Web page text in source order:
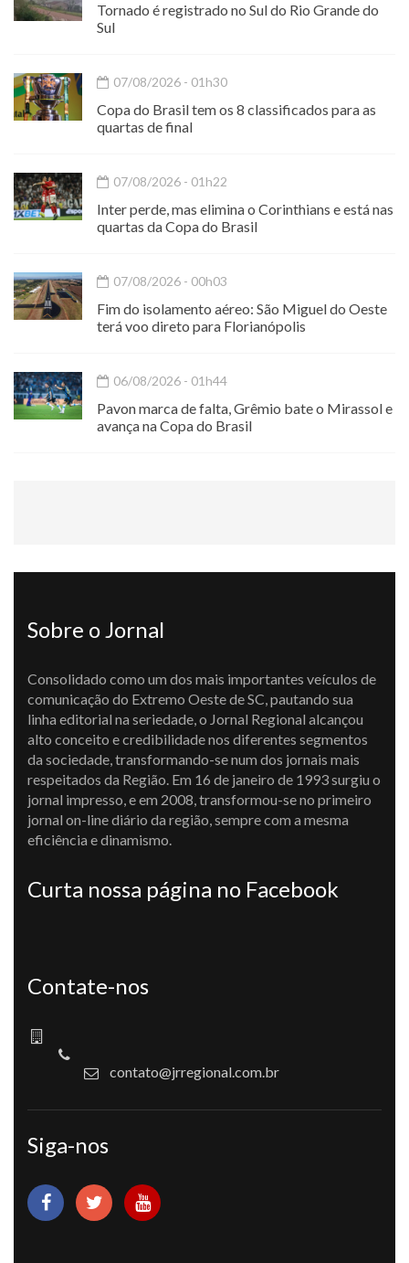
Tornado é registrado no Sul do Rio Grande do
Sul
07/08/2026 - 01h30
Copa do Brasil tem os 8 classificados para as
quartas de final
07/08/2026 - 01h22
Inter perde, mas elimina o Corinthians e está nas
quartas da Copa do Brasil
07/08/2026 - 00h03
Fim do isolamento aéreo: São Miguel do Oeste
terá voo direto para Florianópolis
06/08/2026 - 01h44
Pavon marca de falta, Grêmio bate o Mirassol e
avança na Copa do Brasil
Sobre o Jornal
Consolidado como um dos mais importantes veículos de
comunicação do Extremo Oeste de SC, pautando sua
linha editorial na seriedade, o Jornal Regional alcançou
alto conceito e credibilidade nos diferentes segmentos
da sociedade, transformando-se num dos jornais mais
respeitados da Região. Em 16 de janeiro de 1993 surgiu o
jornal impresso, e em 2008, transformou-se no primeiro
jornal on-line diário da região, sempre com a mesma
eficiência e dinamismo.
Curta nossa página no Facebook
Contate-nos
contato@jrregional.com.br
Siga-nos